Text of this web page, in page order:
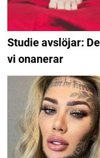
Studie avslöjar:
vi onanerar